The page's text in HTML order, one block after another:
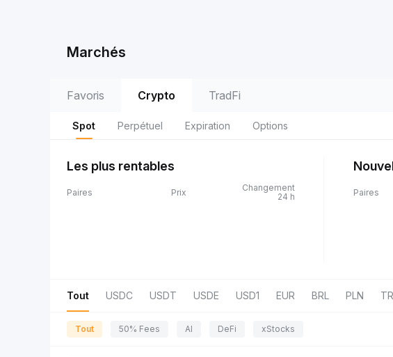
Marchés
Favoris Crypto TradFi
Spot Perpétuel Expiration Options
Les plus rentables
Paires Prix
Changement
24 h
Paires
Tout USDC USDT USDE USD1 EUR BRL PLN
Tout 50% Fees AI DeFi xStocks